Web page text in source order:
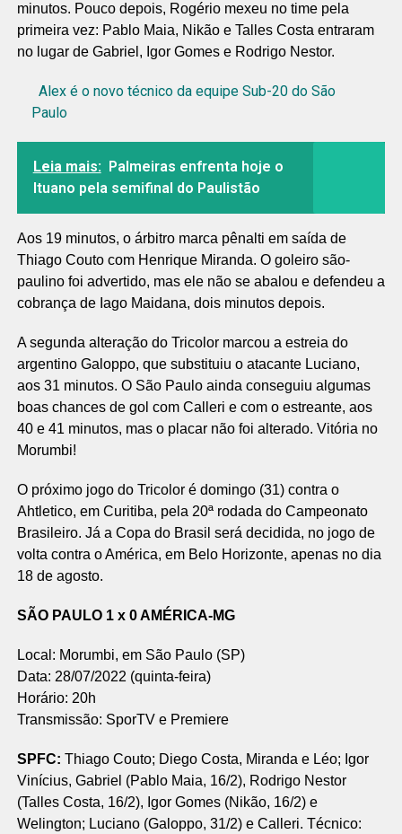
minutos. Pouco depois, Rogério mexeu no time pela
primeira vez: Pablo Maia, Nikão e Talles Costa entraram
no lugar de Gabriel, Igor Gomes e Rodrigo Nestor.
Alex é o novo técnico da equipe Sub-20 do São
Paulo
Leia mais: Palmeiras enfrenta hoje o
Ituano pela semifinal do Paulistão
Aos 19 minutos, o árbitro marca pênalti em saída de
Thiago Couto com Henrique Miranda. O goleiro são-
paulino foi advertido, mas ele não se abalou e defendeu a
cobrança de Iago Maidana, dois minutos depois.
A segunda alteração do Tricolor marcou a estreia do
argentino Galoppo, que substituiu o atacante Luciano,
aos 31 minutos. O São Paulo ainda conseguiu algumas
boas chances de gol com Calleri e com o estreante, aos
40 e 41 minutos, mas o placar não foi alterado. Vitória no
Morumbi!
O próximo jogo do Tricolor é domingo (31) contra o
Ahtletico, em Curitiba, pela 20ª rodada do Campeonato
Brasileiro. Já a Copa do Brasil será decidida, no jogo de
volta contra o América, em Belo Horizonte, apenas no dia
18 de agosto.
SÃO PAULO 1 x 0 AMÉRICA-MG
Local: Morumbi, em São Paulo (SP)
Data: 28/07/2022 (quinta-feira)
Horário: 20h
Transmissão: SporTV e Premiere
SPFC: Thiago Couto; Diego Costa, Miranda e Léo; Igor
Vinícius, Gabriel (Pablo Maia, 16/2), Rodrigo Nestor
(Talles Costa, 16/2), Igor Gomes (Nikão, 16/2) e
Welington; Luciano (Galoppo, 31/2) e Calleri. Técnico: